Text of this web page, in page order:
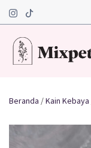
Beranda /Kain Kebaya